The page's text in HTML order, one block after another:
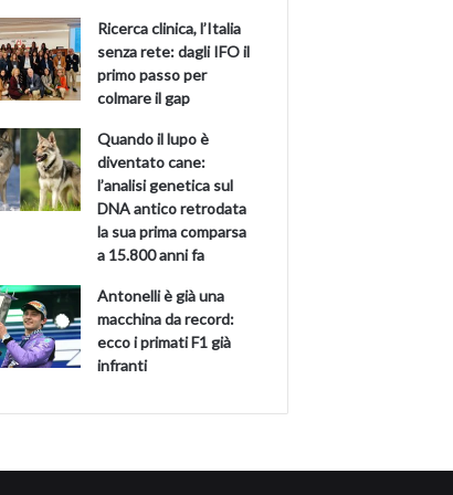
Ricerca clinica, l’Italia
senza rete: dagli IFO il
primo passo per
colmare il gap
Quando il lupo è
diventato cane:
l’analisi genetica sul
DNA antico retrodata
la sua prima comparsa
a 15.800 anni fa
Antonelli è già una
macchina da record:
ecco i primati F1 già
infranti